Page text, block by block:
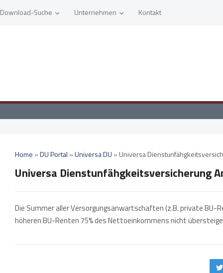
Download-Suche Unternehmen Kontakt
Home »DU Portal »Universa DU » Universa
Universa Dienstunfähgkeitsversicherung
Die Summer aller Versorgungsanwartschaften (z.B. private BU-
höheren BU-Renten 75% des Nettoeinkommens nicht